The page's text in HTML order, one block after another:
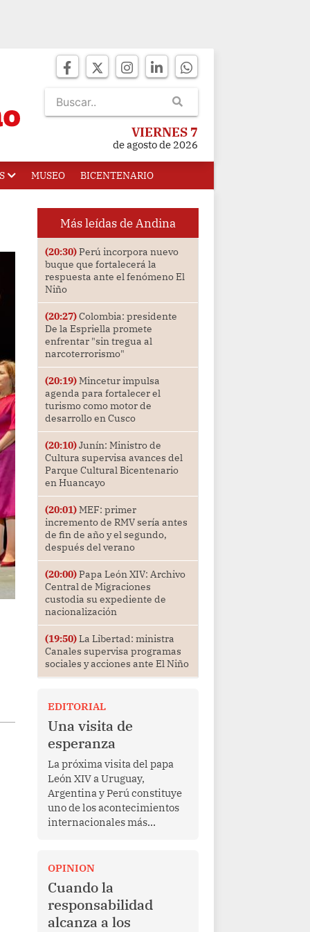
VIERNES 7
de agosto de 2026
MUSEO BICENTENARIO
Más leídas de Andina
(20:30)Perú incorpora nuevo
buque que fortalecerá la
respuesta ante el fenómeno El
Niño
(20:27)Colombia: presidente
De la Espriella promete
enfrentar "sin tregua al
narcoterrorismo"
(20:19)Mincetur impulsa
agenda para fortalecer el
turismo como motor de
desarrollo en Cusco
(20:10)Junín: Ministro de
Cultura supervisa avances del
Parque Cultural Bicentenario
en Huancayo
(20:01)MEF: primer
incremento de RMV sería antes
de fin de año y el segundo,
después del verano
(20:00)Papa León XIV: Archivo
Central de Migraciones
custodia su expediente de
nacionalización
(19:50)La Libertad: ministra
Canales supervisa programas
sociales y acciones ante El Niño
EDITORIAL
Una visita de
esperanza
La próxima visita del papa
León XIV a Uruguay,
Argentina y Perú constituye
uno de los acontecimientos
internacionales más
Más allá de su dimensión
religiosa, esta gira
representa una oportunidad
para reafirmar el valor del
diálogo, fortalecer los
OPINION
Cuando la
responsabilidad
alcanza a los